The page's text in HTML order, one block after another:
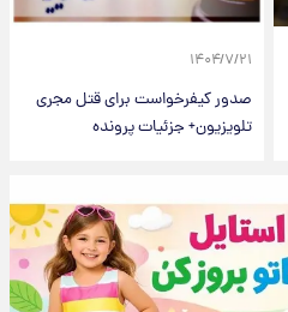
۱۴۰۴/۷/۲۱
صدور کیفرخواست برای قتل مجری
تلویزیون+ جزئیات پرونده